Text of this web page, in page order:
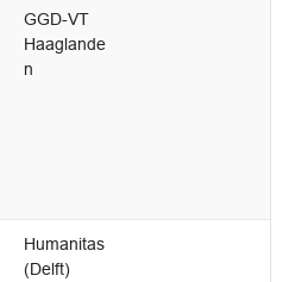
GGD-VT
Haaglande
n
Humanitas
(Delft)